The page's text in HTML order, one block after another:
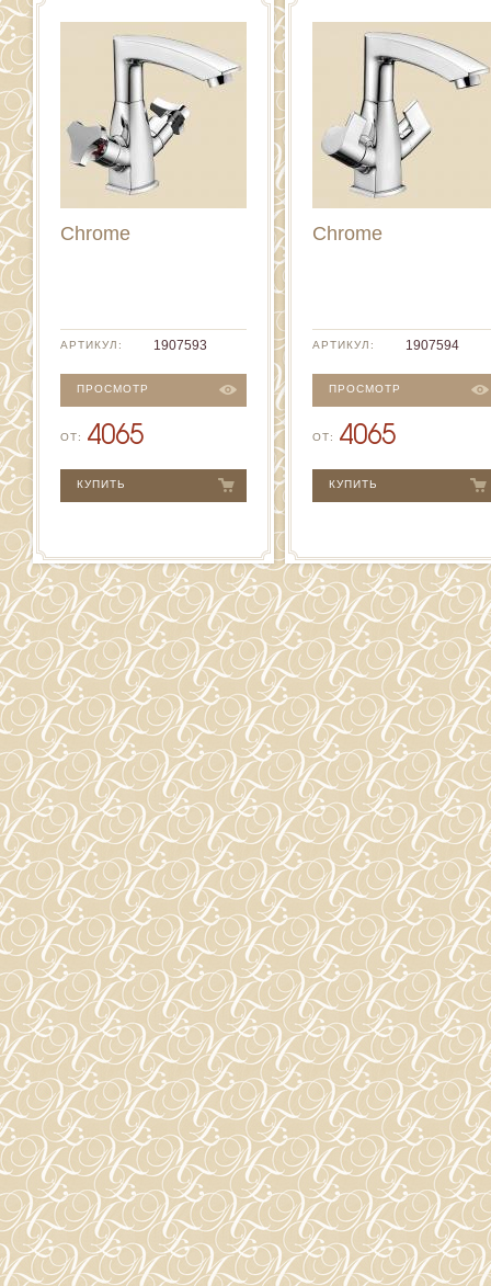
Chrome
АРТИКУЛ: 1907593
ПРОСМОТР
ОТ: 4065
КУПИТЬ
Chrome
АРТИКУЛ: 1907594
ПРОСМОТР
ОТ: 4065
КУПИТЬ